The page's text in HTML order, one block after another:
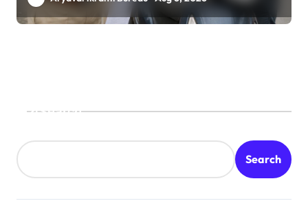
Search
Search